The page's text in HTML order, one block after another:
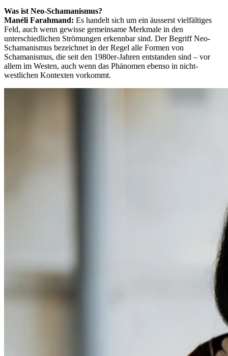
Was ist Neo-Schamanismus?
Manéli Farahmand: Es handelt sich um ein äusserst vielfältiges
Feld, auch wenn gewisse gemeinsame Merkmale in den
unterschiedlichen Strömungen erkennbar sind. Der Begriff Neo-
Schamanismus bezeichnet in der Regel alle Formen von
Schamanismus, die seit den 1980er-Jahren entstanden sind – vor
allem im Westen, auch wenn das Phänomen ebenso in nicht-
westlichen Kontexten vorkommt.